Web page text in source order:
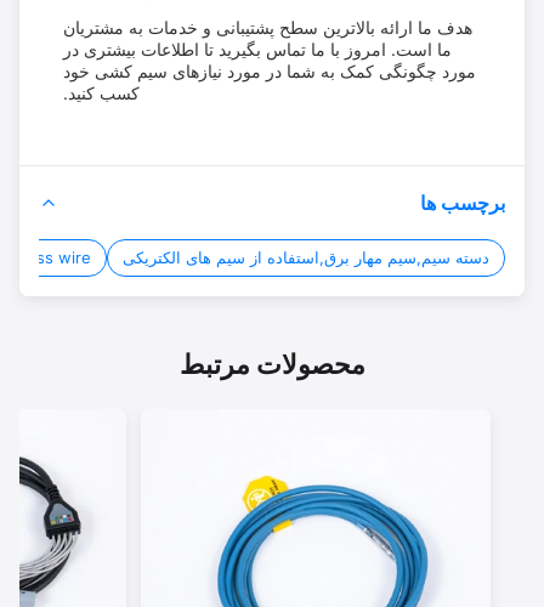
هدف ما ارائه بالاترین سطح پشتیبانی و خدمات به مشتریان
ما است. امروز با ما تماس بگیرید تا اطلاعات بیشتری در
مورد چگونگی کمک به شما در مورد نیازهای سیم کشی خود
کسب کنید.
برچسب ها
دسته سیم,سیم مهار برق,استفاده از سیم های الکتریکی harness wire
محصولات مرتبط